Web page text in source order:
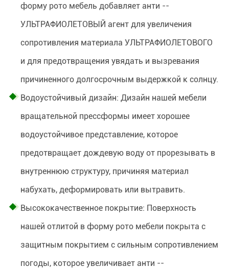
форму рото мебель добавляет анти --
УЛЬТРАФИОЛЕТОВЫЙ агент для увеличения
сопротивления материала УЛЬТРАФИОЛЕТОВОГО
и для предотвращения увядать и вызревания
причиненного долгосрочным выдержкой к солнцу.
Водоустойчивый дизайн: Дизайн нашей мебели
вращательной прессформы имеет хорошее
водоустойчивое представление, которое
предотвращает дождевую воду от прорезывать в
внутреннюю структуру, причиняя материал
набухать, деформировать или вытравить.
Высококачественное покрытие: Поверхность
нашей отлитой в форму рото мебели покрыта с
защитным покрытием с сильным сопротивлением
погоды, которое увеличивает анти --